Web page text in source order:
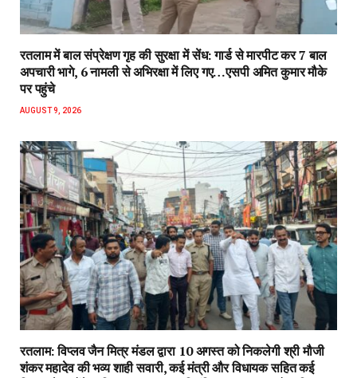
रतलाम में बाल संप्रेक्षण गृह की सुरक्षा में सेंध: गार्ड से मारपीट कर 7 बाल
अपचारी भागे, 6 नामली से अभिरक्षा में लिए गए…एसपी अमित कुमार मौके
पर पहुंचे
AUGUST 9, 2026
रतलाम: विप्लव जैन मित्र मंडल द्वारा 10 अगस्त को निकलेगी श्री मौजी
शंकर महादेव की भव्य शाही सवारी, कई मंत्री और विधायक सहित कई